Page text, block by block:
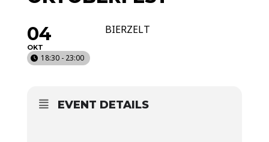
04
OKT
18:30 - 23:00
BIERZELT
EVENT DETAILS